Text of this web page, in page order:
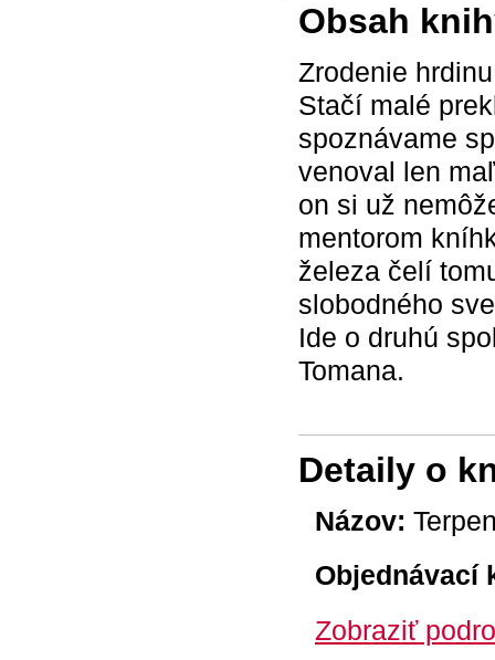
Obsah
Zrodenie
Stačí malé
spoznávame
venoval len
on si už
mentorom
železa čelí
slobodného
Ide o druhú
Tomana.
Detaily o
Názov:
Objednávací
Zobraziť